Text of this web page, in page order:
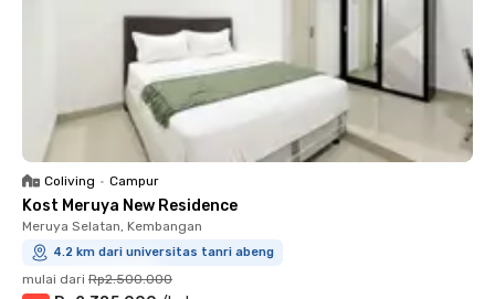
Coliving • Campur
Kost Meruya New Residence
Meruya Selatan, Kembangan
4.2 km dari universitas tanri abeng
mulai dari Rp2.500.000